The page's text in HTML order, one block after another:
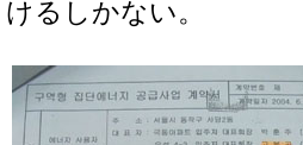
けるしかない。